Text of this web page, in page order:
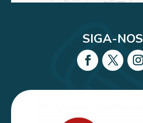
SIGA-NOS